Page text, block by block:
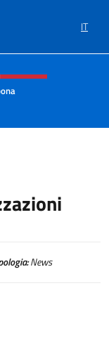
IT
e menù
News